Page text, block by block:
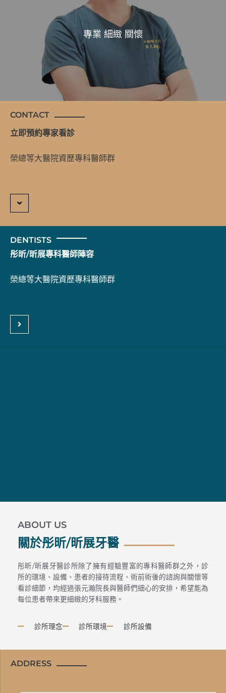
專業 細緻 關懷
CONTACT
立即預約專家看診
榮總等大醫院資歷專科醫師群
DENTISTS
彤昕/昕展專科醫師陣容
榮總等大醫院資歷專科醫師群
ABOUT US
關於彤昕/昕展牙醫
彤昕/昕展牙醫診所除了擁有經驗豐富的專科醫師群之外，診
所的環境、設備、患者的接待流程、術前術後的諮詢與關懷等
看診細節，均經過張元瀚院長與醫師們細心的安排，希望能為
每位患者帶來更細緻的牙科服務。
診所理念 診所環境 診所設備
ADDRESS